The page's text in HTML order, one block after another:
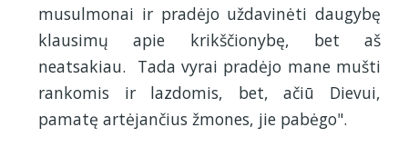
musulmonai ir pradėjo uždavinėti daugybę
klausimų apie krikščionybę, bet aš
neatsakiau. Tada vyrai pradėjo mane mušti
rankomis ir lazdomis, bet, ačiū Dievui,
pamatę artėjančius žmones, jie pabėgo".